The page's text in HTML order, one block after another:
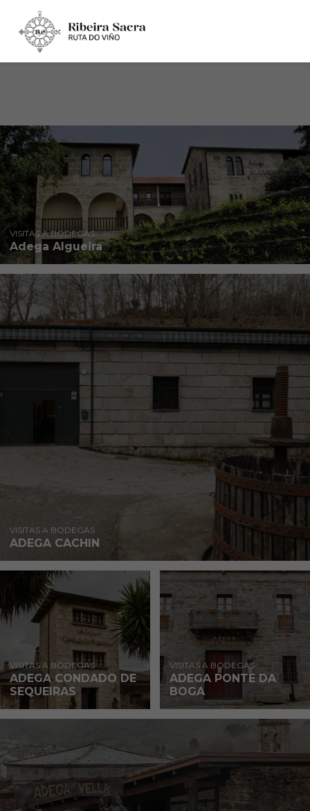
VISITAS A BODEGAS
Adega Algueira
VISITAS A BODEGAS
ADEGA CACHIN
VISITAS A BODEGAS
ADEGA CONDADO DE
SEQUEIRAS
VISITAS A BODEGAS
ADEGA PONTE DA
BOGA